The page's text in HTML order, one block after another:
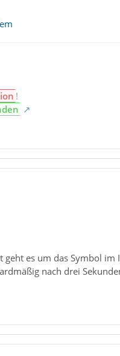
!
es um das Symbol im
nach drei